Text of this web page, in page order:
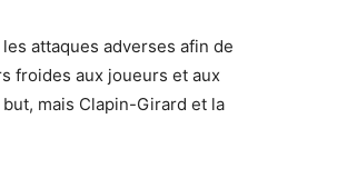
attaques adverses afin de
froides aux joueurs et aux
mais Clapin-Girard et la